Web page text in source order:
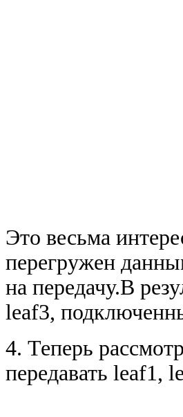
Это весьма
перегружен
на передачу.В
leaf3,
4. Теперь
передавать leaf1,